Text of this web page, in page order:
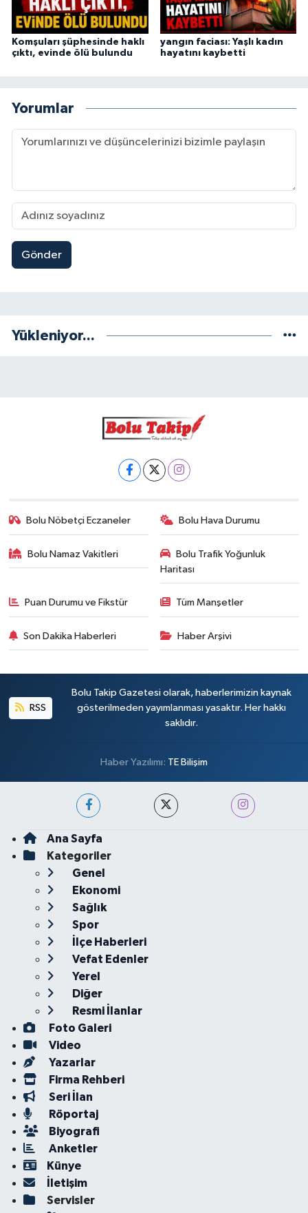
Komşuları şüphesinde haklı
çıktı, evinde ölü bulundu
yangın faciası: Yaşlı kadın
hayatını kaybetti
Yorumlar
Gönder
Yükleniyor...
Bolu Nöbetçi Eczaneler Bolu Hava Durumu
Bolu Namaz Vakitleri
Bolu Trafik Yoğunluk
Haritası
Puan Durumu ve Fikstür Tüm Manşetler
Son Dakika Haberleri Haber Arşivi
RSS
Bolu Takip Gazetesi olarak, haberlerimizin kaynak
gösterilmeden yayımlanması yasaktır. Her hakkı
saklıdır.
Haber Yazılımı: TE Bilişim
Ana Sayfa
Kategoriler
Genel
Ekonomi
Sağlık
Spor
İlçe Haberleri
Vefat Edenler
Yerel
Diğer
Resmi İlanlar
Foto Galeri
Video
Yazarlar
Firma Rehberi
Seri İlan
Röportaj
Biyografi
Anketler
Künye
İletişim
Servisler